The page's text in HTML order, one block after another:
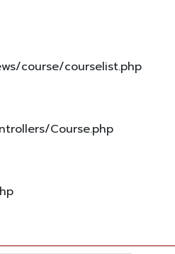
course/courselist.php
Course.php